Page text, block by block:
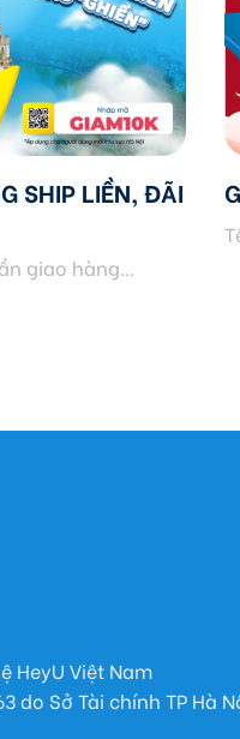
SHIP LIỀN, ĐÃI
giao hàng...
HeyU Việt Nam
do Sở Tài chính TP Hà